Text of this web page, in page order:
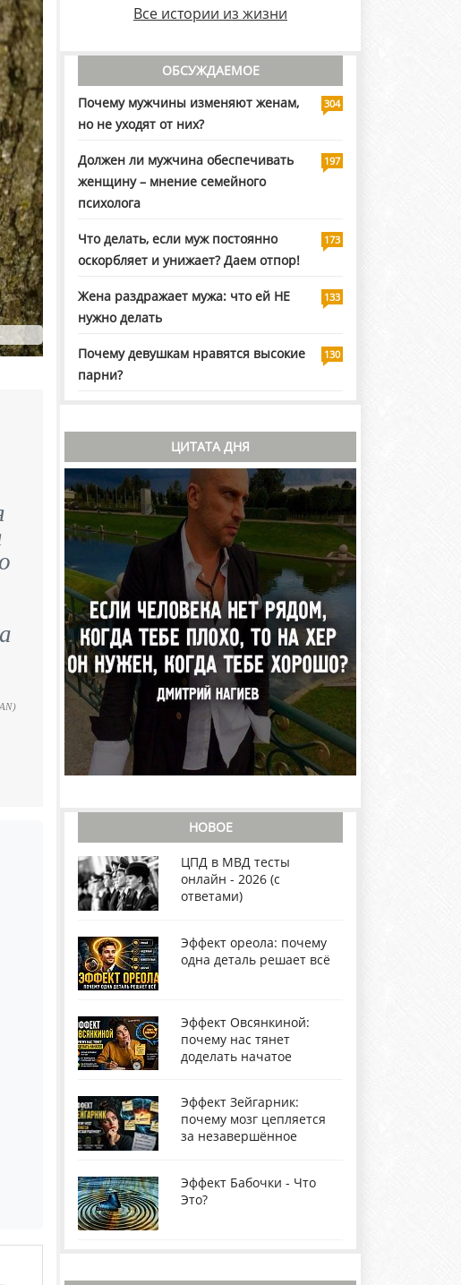
Все истории из жизни
ОБСУЖДАЕМОЕ
Почему мужчины изменяют женам,
но не уходят от них?
304
Должен ли мужчина обеспечивать
женщину – мнение семейного
психолога
197
Что делать, если муж постоянно
оскорбляет и унижает? Даем отпор!
173
Жена раздражает мужа: что ей НЕ
нужно делать
133
Почему девушкам нравятся высокие
парни?
130
ЦИТАТА ДНЯ
НОВОЕ
ЦПД в МВД тесты
онлайн - 2026 (с
ответами)
Эффект ореола: почему
одна деталь решает всё
Эффект Овсянкиной:
почему нас тянет
доделать начатое
Эффект Зейгарник:
почему мозг цепляется
за незавершённое
Эффект Бабочки - Что
Это?